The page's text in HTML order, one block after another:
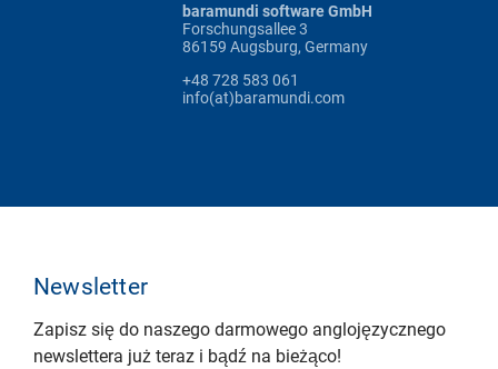
baramundi software GmbH
Forschungsallee 3
86159 Augsburg, Germany
+48 728 583 061
info(at)baramundi.com
Newsletter
Zapisz się do naszego darmowego anglojęzycznego
newslettera już teraz i bądź na bieżąco!